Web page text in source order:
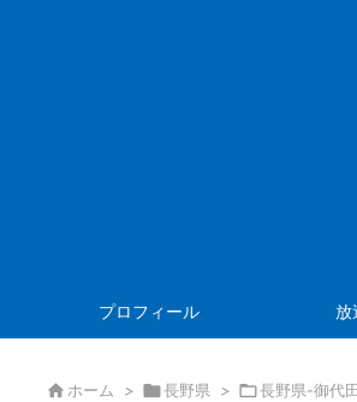
プロフィール 放
 ホーム > 長野県 > 長野県-御代